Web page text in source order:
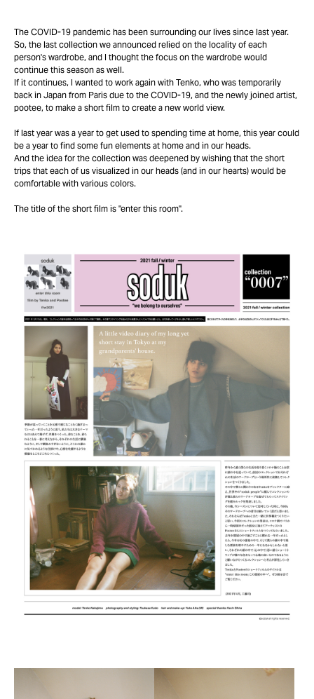
The COVID-19 pandemic has been surrounding our lives since last year.
So, the last collection we announced relied on the locality of each
person's wardrobe, and I thought the focus on the wardrobe would
continue this season as well.
If it continues, I wanted to work again with Tenko, who was temporarily
back in Japan from Paris due to the COVID-19, and the newly joined artist,
pootee, to make a short film to create a new world view.
If last year was a year to get used to spending time at home, this year could
be a year to find some fun elements at home and in our heads.
And the idea for the collection was deepened by wishing that the short
trips that each of us visualized in our heads (and in our hearts) would be
comfortable with various colors.
The title of the short film is "enter this room".